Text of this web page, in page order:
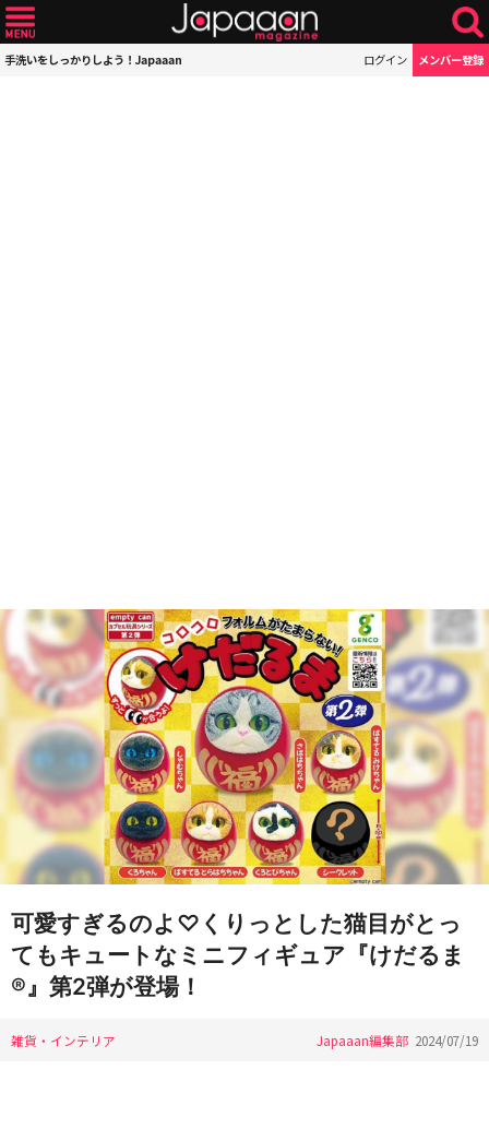
手洗いをしっかりしよう！Japaaan ログイン メンバー登録
可愛すぎるのよ♡くりっとした猫目がとっ
てもキュートなミニフィギュア『けだるま
®』第2弾が登場！
雑貨・インテリア Japaaan編集部 2024/07/19